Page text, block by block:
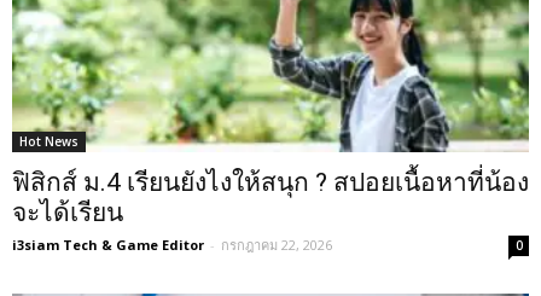
Hot News
ฟิสิกส์ ม.4 เรียนยังไงให้สนุก ? สปอยเนื้อหาที่น้อง
จะได้เรียน
i3siam Tech & Game Editor - กรกฎาคม 22, 2026 0